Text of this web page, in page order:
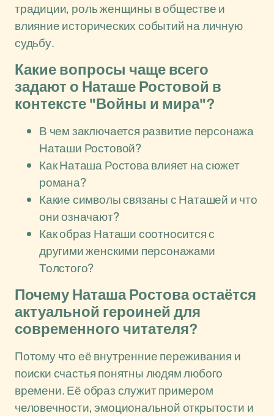
традиции, роль женщины в обществе и
влияние исторических событий на личную
судьбу.
Какие вопросы чаще всего
задают о Наташе Ростовой в
контексте "Войны и мира"?
В чем заключается развитие персонажа
Наташи Ростовой?
Как Наташа Ростова влияет на сюжет
романа?
Какие символы связаны с Наташей и что
они означают?
Как образ Наташи соотносится с
другими женскими персонажами
Толстого?
Почему Наташа Ростова остаётся
актуальной героиней для
современного читателя?
Потому что её внутренние переживания и
поиски счастья понятны людям любого
времени. Её образ служит примером
человечности, эмоциональной открытости и